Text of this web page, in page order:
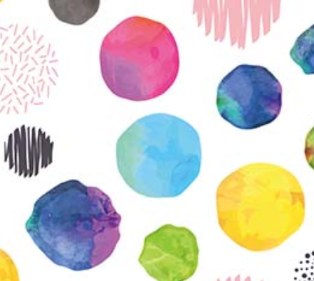
KIRJAUDU SISÄÄN
Etkö ole vielä Varhaiskasvatuksen Tietopalvelun
jäsen?